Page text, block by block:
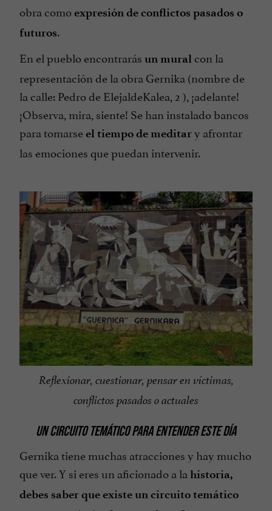
obra comoexpresión de conflictos pasados o
futuros.
En el pueblo encontrarás un mural con la
representación de la obra Gernika (nombre de
la calle:Pedro de ElejaldeKalea, 2 ), ¡adelante!
¡Observa, mira, siente! Se han instalado bancos
para tomarseel tiempo de meditary afrontar
las emociones que puedan intervenir.
Reflexionar, cuestionar, pensar en víctimas,
conflictos pasados o actuales
UN CIRCUITO TEMÁTICO PARA ENTENDER ESTE DÍA
Gernika tiene muchas atracciones y hay mucho
que ver. Y si eres un aficionado a la historia,
debes saber que existe un circuito temático